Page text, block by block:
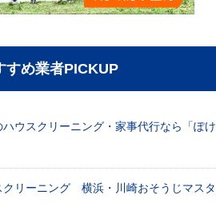
すめ業者PICKUP
ハウスクリーニング・家事代行なら「ぽけ
クリーニング 横浜・川崎おそうじマスタ